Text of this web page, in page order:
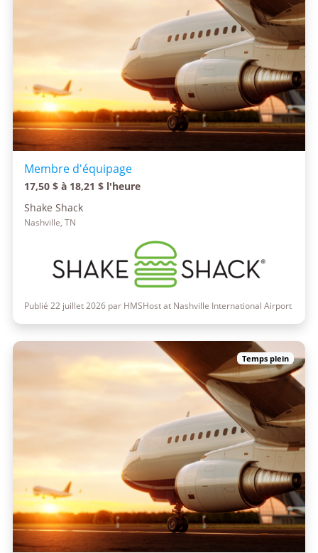
Membre d'équipage
17,50 $ à 18,21 $ l'heure
Shake Shack
Nashville, TN
Publié 22 juillet 2026 par HMSHost at Nashville International Airport
Temps plein